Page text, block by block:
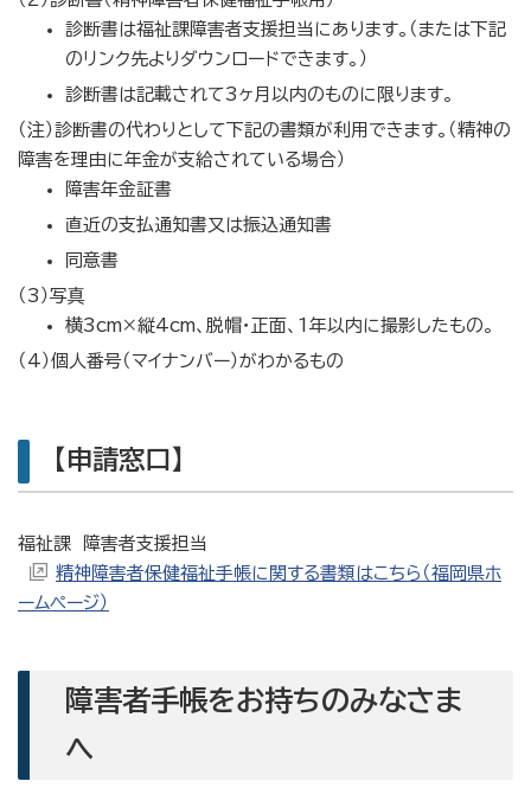
診断書は福祉課障害者支援担当にあります。（または下記
のリンク先よりダウンロードできます。）
診断書は記載されて3ヶ月以内のものに限ります。
（注）診断書の代わりとして下記の書類が利用できます。（精神の
障害を理由に年金が支給されている場合）
障害年金証書
直近の支払通知書又は振込通知書
同意書
（3）写真
横3cm×縦4cm、脱帽・正面、1年以内に撮影したもの。
（4）個人番号（マイナンバー）がわかるもの
【申請窓口】
福祉課 障害者支援担当
精神障害者保健福祉手帳に関する書類はこちら（福岡県ホ
ームページ）
障害者手帳をお持ちのみなさま
へ